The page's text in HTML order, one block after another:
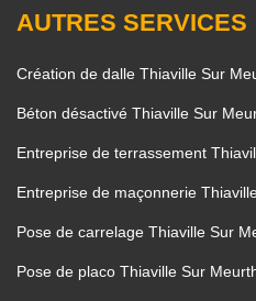
AUTRES SERVICES
Création de dalle Thiaville Sur
Béton désactivé Thiaville Sur
Entreprise de terrassement
Entreprise de maçonnerie
Pose de carrelage Thiaville Sur
Pose de placo Thiaville Sur